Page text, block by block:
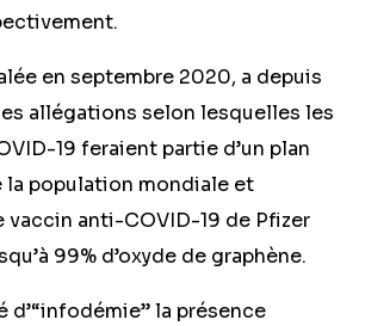
ée en septembre 2020, a depuis
allégations selon lesquelles les
19 feraient partie d’un plan
la population mondiale et
vaccin anti-COVID-19 de Pfizer
99% d’oxyde de graphène.
d’“infodémie” la présence